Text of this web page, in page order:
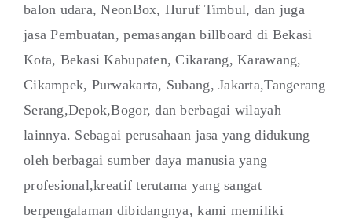
balon udara, NeonBox, Huruf Timbul, dan juga
jasa Pembuatan, pemasangan billboard di Bekasi
Kota, Bekasi Kabupaten, Cikarang, Karawang,
Cikampek, Purwakarta, Subang, Jakarta,Tangerang
Serang,Depok,Bogor, dan berbagai wilayah
lainnya. Sebagai perusahaan jasa yang didukung
oleh berbagai sumber daya manusia yang
profesional,kreatif terutama yang sangat
berpengalaman dibidangnya, kami memiliki